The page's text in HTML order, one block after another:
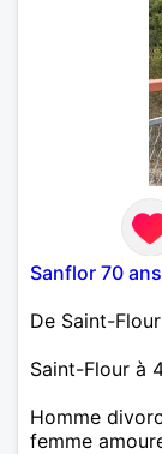
Sanflor 70 ans
De Saint-
Saint-Flour à
Homme
femme